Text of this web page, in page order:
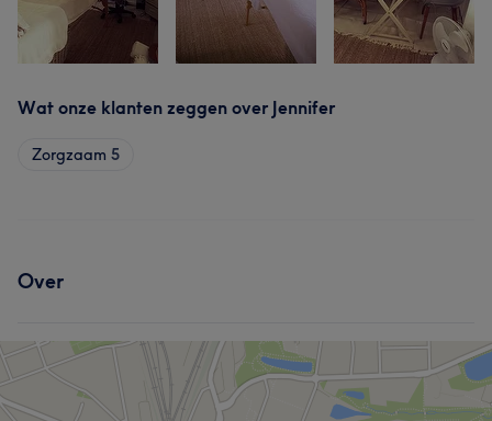
Wat onze klanten zeggen over Jennifer
Zorgzaam 5
Over